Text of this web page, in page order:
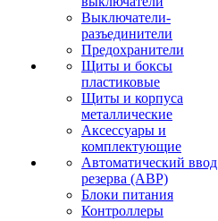
Выключатели-
разъединители
Предохранители
Щиты и боксы
пластиковые
Щиты и корпуса
металлические
Аксессуары и
комплектующие
Автоматический ввод
резерва (АВР)
Блоки питания
Контроллеры